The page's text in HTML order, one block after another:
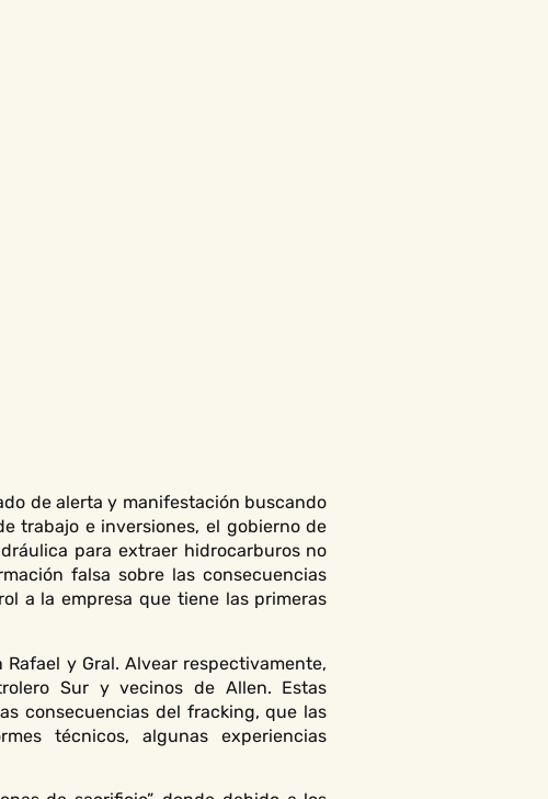
de alerta y manifestación buscando
trabajo e inversiones, el gobierno de
para extraer hidrocarburos no
falsa sobre las consecuencias
a la empresa que tiene las primeras
y Gral. Alvear respectivamente,
Sur y vecinos de Allen. Estas
consecuencias del fracking, que las
técnicos, algunas experiencias